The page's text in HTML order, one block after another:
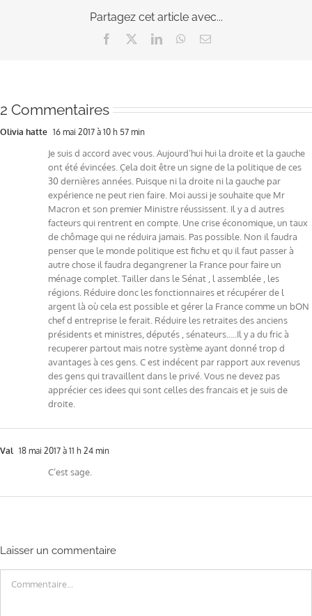
Partagez cet article avec...
Facebook LinkedInWhatsApp
Email
2 Commentaires
Olivia hatte 16 mai 2017 à 10 h 57 min
Je suis d accord avec vous. Aujourd’hui hui la droite et la gauche
ont été évincées. Çela doit être un signe de la politique de ces
30 dernières années. Puisque ni la droite ni la gauche par
expérience ne peut rien faire. Moi aussi je souhaite que Mr
Macron et son premier Ministre réussissent. Il y a d autres
facteurs qui rentrent en compte. Une crise économique, un taux
de chômage qui ne réduira jamais. Pas possible. Non il faudra
penser que le monde politique est fichu et qu il faut passer à
autre chose il faudra degangrener la France pour faire un
ménage complet. Tailler dans le Sénat , l assemblée , les
régions. Réduire donc les fonctionnaires et récupérer de l
argent là où cela est possible et gérer la France comme un bON
chef d entreprise le ferait. Réduire les retraites des anciens
présidents et ministres, députés , sénateurs…..Il y a du fric à
recuperer partout mais notre système ayant donné trop d
avantages à ces gens. C est indécent par rapport aux revenus
des gens qui travaillent dans le privé. Vous ne devez pas
apprécier ces idees qui sont celles des francais et je suis de
droite.
Val 18 mai 2017 à 11 h 24 min
C’est sage.
Laisser un commentaire